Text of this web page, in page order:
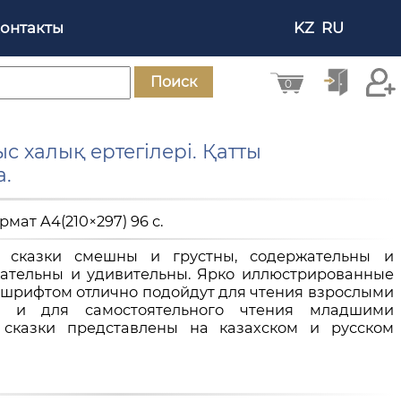
KZ RU
Поиск 0
ертегілері. Қатты
A4(210×297) 96 с.
сказки смешны и грустны, содержательны и
и удивительны. Ярко иллюстрированные
отлично подойдут для чтения взрослыми
и для самостоятельного чтения младшими
представлены на казахском и русском